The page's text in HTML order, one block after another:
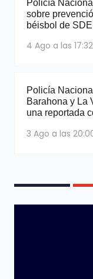
Policía
sobre
béisbol de SDE
4 Ago a las 17:32
Policía
Barahona y La
una reportada
3 Ago a las